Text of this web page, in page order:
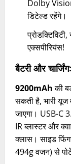
Dolby
डिटेल्ड रहेंगे।
एक्सपीरियंस!
बैटरी और
9200mAhकी
सकती है, भारी यूज
जाएगा। USB-C
IR ब्लास्टर और
क्लास। साइड
494g वजन) से